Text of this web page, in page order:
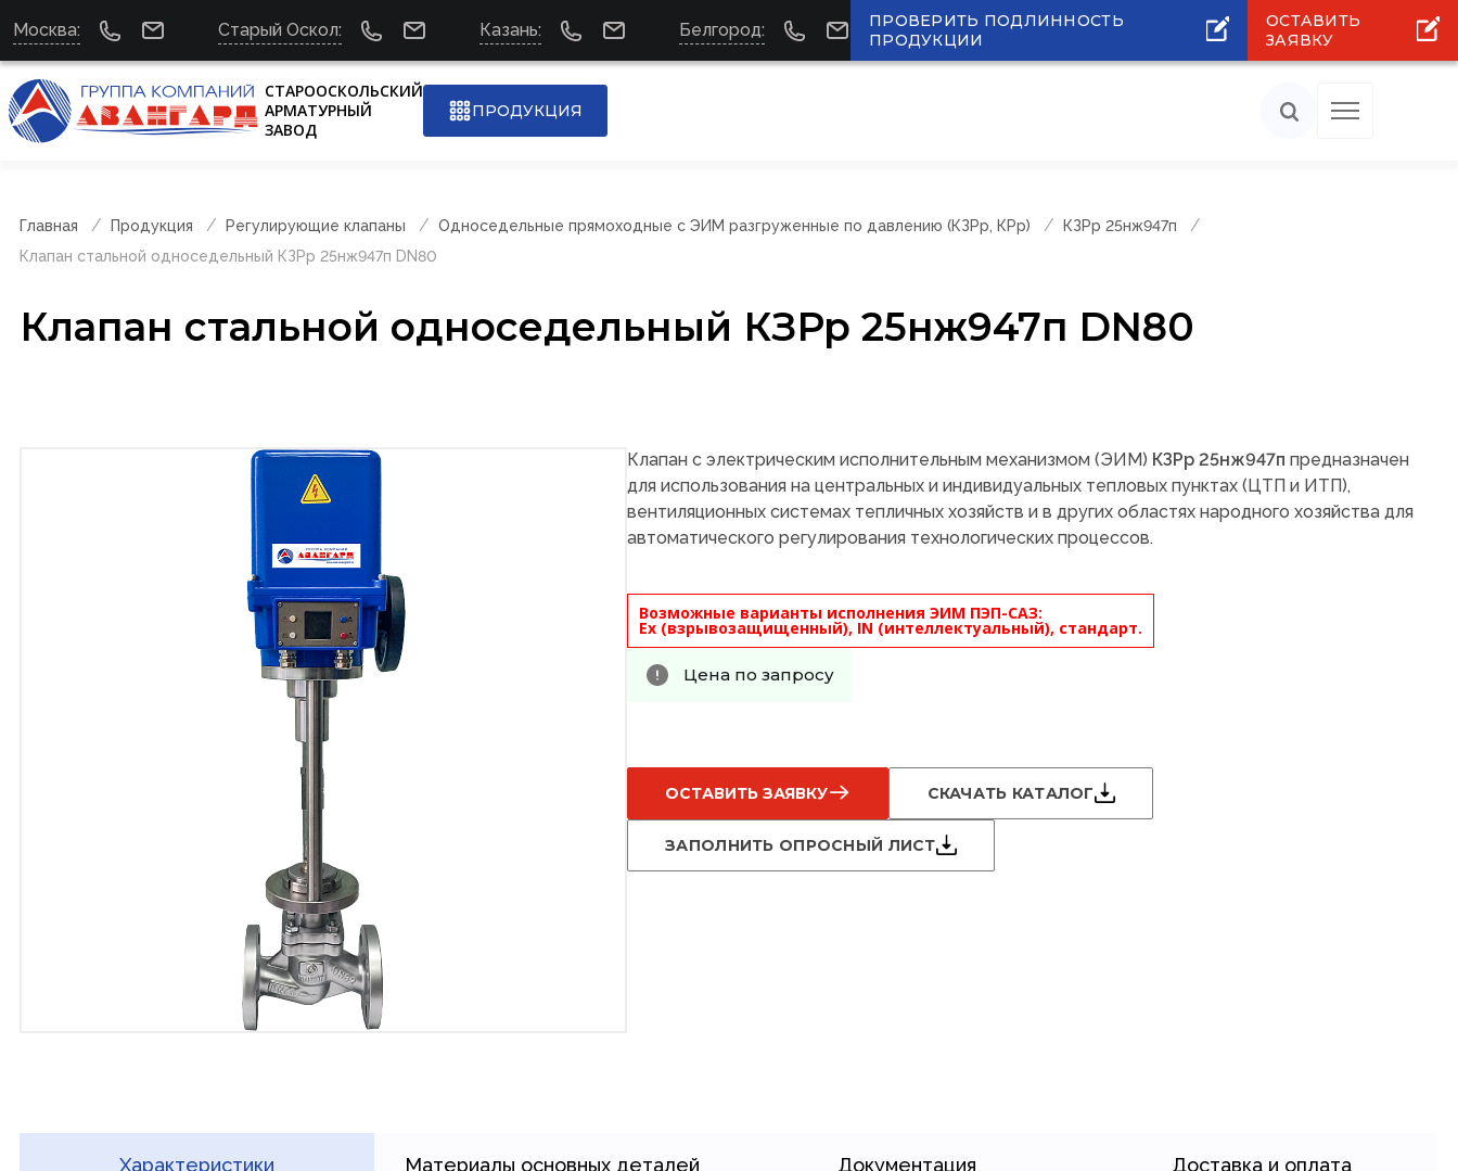
Москва: Старый Оскол: Казань: Белгород:
ПРОВЕРИТЬ ПОДЛИННОСТЬ
ПРОДУКЦИИ
ОСТАВИТЬ
ЗАЯВКУ
СТАРООСКОЛЬСКИЙ
АРМАТУРНЫЙ
ЗАВОД
ПРОДУКЦИЯ
Главная Продукция Регулирующие клапаны Односедельные прямоходные с ЭИМ разгруженные по давлению (КЗРр, КРр)
КЗРр 25нж947п
Клапан стальной односедельный КЗРр 25нж947п DN80
Клапан стальной односедельный КЗРр 25нж947п DN80
Клапан с электрическим исполнительным механизмом (ЭИМ) КЗРр 25нж947п предназначен
для использования на центральных и индивидуальных тепловых пунктах (ЦТП и ИТП),
вентиляционных системах тепличных хозяйств и в других областях народного хозяйства для
автоматического регулирования технологических процессов.
Возможные варианты исполнения ЭИМ ПЭП-САЗ:
Ex (взрывозащищенный), IN (интеллектуальный), стандарт.
Цена по запросу
ОСТАВИТЬ ЗАЯВКУ СКАЧАТЬ КАТАЛОГ
ЗАПОЛНИТЬ ОПРОСНЫЙ ЛИСТ
Характеристики Материалы основных деталей Документация Доставка и оплата